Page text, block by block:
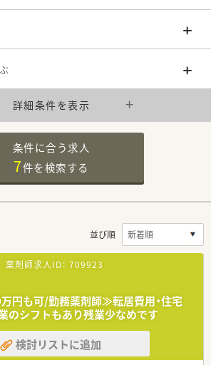
詳細条件を表示
条件に合う求人
7件を検索する
並び順
薬剤師求人ID： 709923
万円も可/勤務薬剤師≫転居費用・住宅
のシフトもあり残業少なめです
検討リストに追加